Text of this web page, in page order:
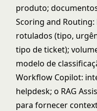
produto;
Scoring and
rotulados (tipo,
tipo de ticket);
modelo de
Workflow Copilot:
helpdesk; o RAG
para fornecer